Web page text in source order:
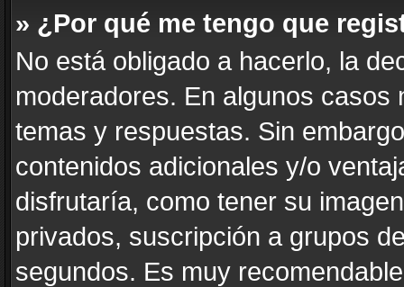
» ¿Por qué me tengo que
No está obligado a hacerlo, la
moderadores. En algunos
temas y respuestas. Sin
contenidos adicionales y/o
disfrutaría, como tener su
privados, suscripción a grupos
segundos. Es muy